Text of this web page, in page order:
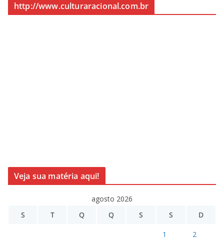
http://www.culturaracional.com.br
Veja sua matéria aqui!
agosto 2026
S
T Q Q S S D
1 2